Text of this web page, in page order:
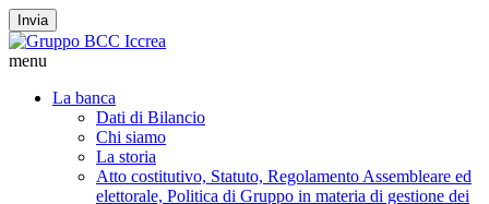
Invia
menu
La banca
Dati di Bilancio
Chi siamo
La storia
Atto costitutivo, Statuto, Regolamento Assembleare ed
elettorale, Politica di Gruppo in materia di gestione dei